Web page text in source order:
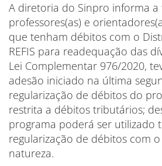
A diretoria do Sinpro informa a
professores(as) e
que tenham débitos com o
REFIS para readequação das
Lei Complementar 976/2020,
adesão iniciado na última
regularização de débitos do
restrita a débitos tributários;
programa poderá ser utilizado
regularização de débitos com
natureza.